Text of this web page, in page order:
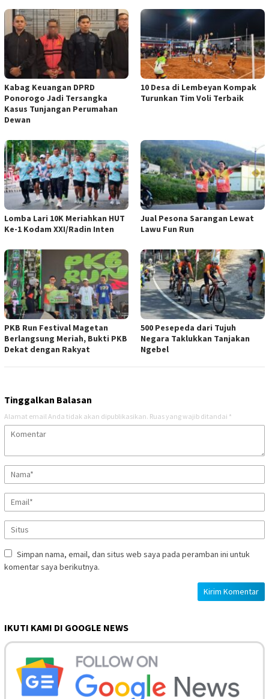
Kabag Keuangan DPRD
Ponorogo Jadi Tersangka
Kasus Tunjangan Perumahan
Dewan
10 Desa di Lembeyan Kompak
Turunkan Tim Voli Terbaik
Lomba Lari 10K Meriahkan HUT
Ke-1 Kodam XXI/Radin Inten
Jual Pesona Sarangan Lewat
Lawu Fun Run
PKB Run Festival Magetan
Berlangsung Meriah, Bukti PKB
Dekat dengan Rakyat
500 Pesepeda dari Tujuh
Negara Taklukkan Tanjakan
Ngebel
Tinggalkan Balasan
Alamat email Anda tidak akan dipublikasikan. Ruas yang wajib ditandai *
Simpan nama, email, dan situs web saya pada peramban ini untuk
komentar saya berikutnya.
IKUTI KAMI DI GOOGLE NEWS